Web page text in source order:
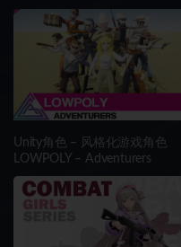
Unity角色 – 风格化游戏角色
LOWPOLY – Adventurers